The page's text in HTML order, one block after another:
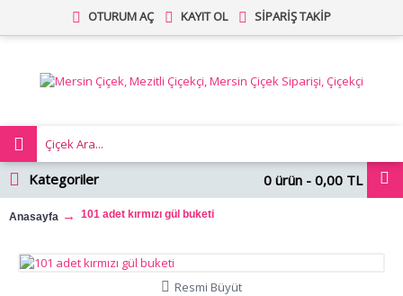
OTURUM AÇ KAYIT OL SIPARIŞ TAKIP
0 ürün - 0,00 TL
Kategoriler
Anasayfa 101 adet kırmızı gül buketi
Resmi Büyüt